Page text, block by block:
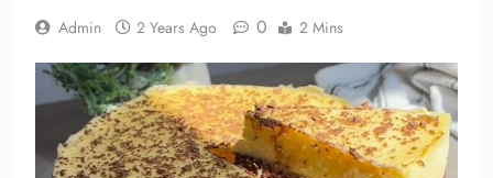
Admin 2 Years Ago 0 2 Mins